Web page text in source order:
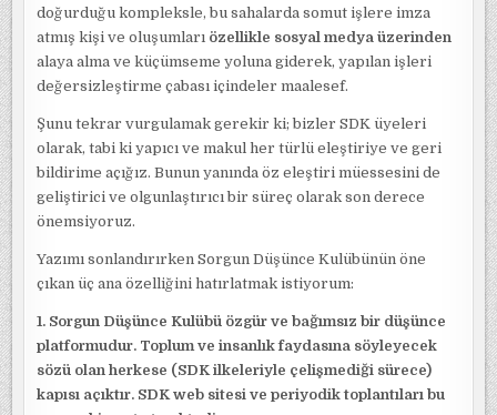
doğurduğu kompleksle, bu sahalarda somut işlere imza
atmış kişi ve oluşumları özellikle sosyal medya üzerinden
alaya alma ve küçümseme yoluna giderek, yapılan işleri
değersizleştirme çabası içindeler maalesef.
Şunu tekrar vurgulamak gerekir ki; bizler SDK üyeleri
olarak, tabi ki yapıcı ve makul her türlü eleştiriye ve geri
bildirime açığız. Bunun yanında öz eleştiri müessesini de
geliştirici ve olgunlaştırıcı bir süreç olarak son derece
önemsiyoruz.
Yazımı sonlandırırken Sorgun Düşünce Kulübünün öne
çıkan üç ana özelliğini hatırlatmak istiyorum:
1. Sorgun Düşünce Kulübü özgür ve bağımsız bir düşünce
platformudur. Toplum ve insanlık faydasına söyleyecek
sözü olan herkese (SDK ilkeleriyle çelişmediği sürece)
kapısı açıktır. SDK web sitesi ve periyodik toplantıları bu